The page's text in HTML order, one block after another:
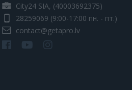
City24 SIA, (40003692375)
28259069 (9:00-17:00 пн. - пт.)
contact@getapro.lv